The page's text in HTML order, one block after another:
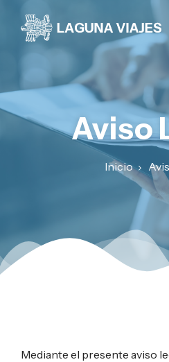
Aviso
Inicio
Mediante el presente aviso